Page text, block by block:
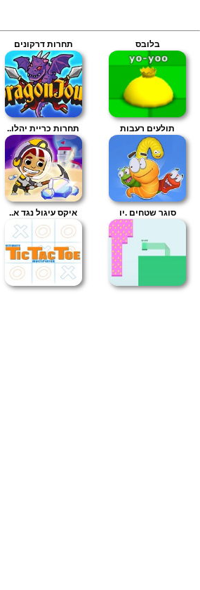
בלובס תחרות דרקונים
תולעים רעבות תחרות כריית יהלו..
סוגר שטחים .יו איקס עיגול נגד א..